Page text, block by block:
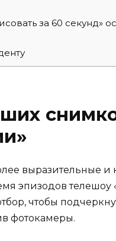
за 60 секунд»
выразительные и
эпизодов телешоу
чтобы
фотокамеры.